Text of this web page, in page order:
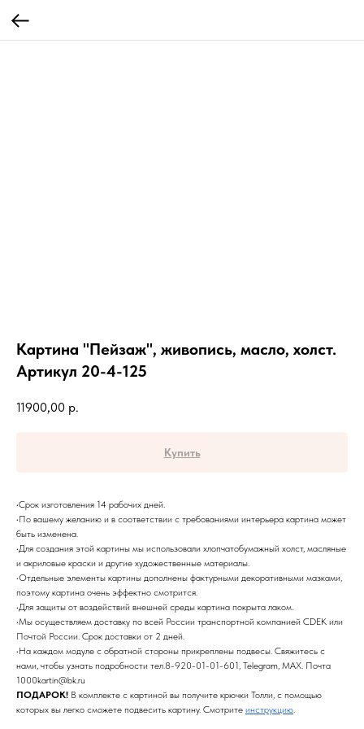
Картина "Пейзаж", живопись, масло, холст.
Артикул 20-4-125
11900,00 р.
Купить
•Срок изготовления 14 рабочих дней.
•По вашему желанию и в соответствии с требованиями интерьера картина может
быть изменена.
•Для создания этой картины мы использовали хлопчатобумажный холст, масляные
и акриловые краски и другие художественные материалы.
•Отдельные элементы картины дополнены фактурными декоративными мазками,
поэтому картина очень эффектно смотрится.
•Для защиты от воздействий внешней среды картина покрыта лаком.
•Мы осуществляем доставку по всей России транспортной компанией CDEK или
Почтой России. Срок доставки от 2 дней.
•На каждом модуле с обратной стороны прикреплены подвесы. Свяжитесь с
нами, чтобы узнать подробности тел.8-920-01-01-601, Telegram, MAX. Почта
1000kartin@bk.ru
ПОДАРОК! В комплекте с картиной вы получите крючки Толли, с помощью
которых вы легко сможете подвесить картину. Смотрите инструкцию.